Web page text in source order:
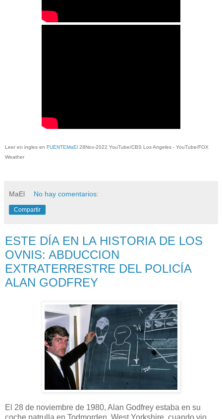
Leer en ingles en FUENTEMaEl 28Nov-2022 YouTube/CBS Los Angeles - YouTube/FOX
Weather
MaEl No hay comentarios:
Compartir
ESTE DÍA EN LA HISTORIA DE LOS
OVNIS: ABDUCCION
EXTRATERRESTRE DEL POLICÍA
ALAN GODFREY
El 28 de noviembre de 1980, Alan Godfrey estaba en su